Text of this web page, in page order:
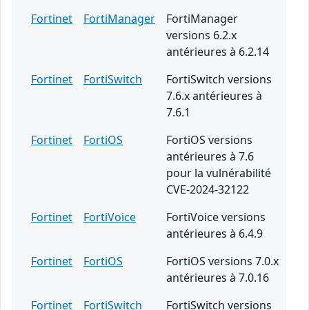
Fortinet
FortiManager
FortiManager
versions 6.2.x
antérieures à 6.2.14
Fortinet
FortiSwitch
FortiSwitch versions
7.6.x antérieures à
7.6.1
Fortinet
FortiOS
FortiOS versions
antérieures à 7.6
pour la vulnérabilité
CVE-2024-32122
Fortinet
FortiVoice
FortiVoice versions
antérieures à 6.4.9
Fortinet
FortiOS
FortiOS versions 7.0.x
antérieures à 7.0.16
Fortinet
FortiSwitch FortiSwitch versions